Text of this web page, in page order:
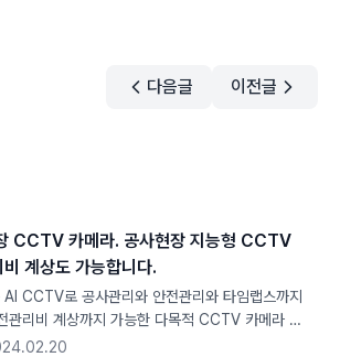
다음글 이전글
CCTV 카메라. 공사현장 지능형 CCTV
계상도 가능합니다.
AI CCTV로 공사관리와 안전관리와 타임랩스까지
관리비 계상까지 가능한 다목적 CCTV 카메라 입